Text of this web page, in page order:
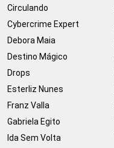
Circulando
Cybercrime Expert
Debora Maia
Destino Mágico
Drops
Esterliz Nunes
Franz Valla
Gabriela Egito
Ida Sem Volta